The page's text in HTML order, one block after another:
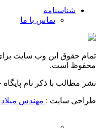
شناسنامه
تماس با ما
تمام حقوق این وب سایت
محفوظ است.
نشر مطالب با ذکر نام
طراحی سایت : مهندس